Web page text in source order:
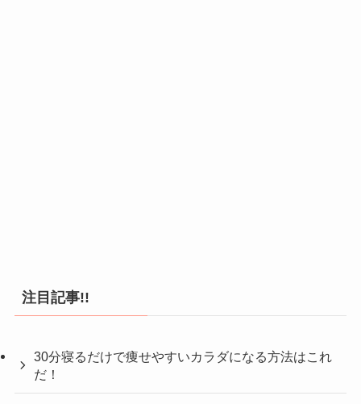
注目記事!!
30分寝るだけで痩せやすいカラダになる方法はこれ
だ！